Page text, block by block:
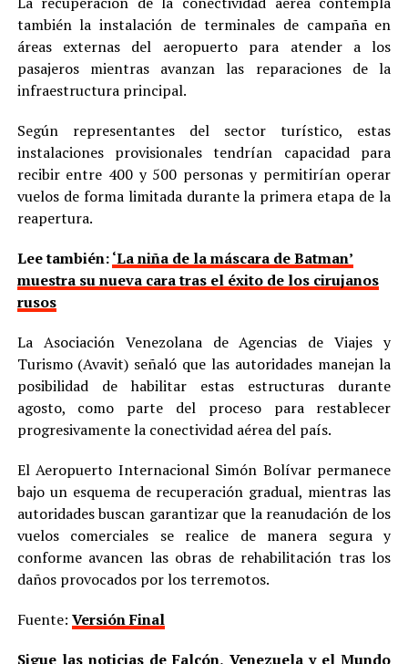
también la instalación de terminales de campaña en
áreas externas del aeropuerto para atender a los
pasajeros mientras avanzan las reparaciones de la
infraestructura principal.
Según representantes del sector turístico, estas
instalaciones provisionales tendrían capacidad para
recibir entre 400 y 500 personas y permitirían operar
vuelos de forma limitada durante la primera etapa de la
reapertura.
Lee también:‘La niña de la máscara de Batman’
muestra su nueva cara tras el éxito de los cirujanos
rusos
La Asociación Venezolana de Agencias de Viajes y
Turismo (Avavit) señaló que las autoridades manejan la
posibilidad de habilitar estas estructuras durante
agosto, como parte del proceso para restablecer
progresivamente la conectividad aérea del país.
El Aeropuerto Internacional Simón Bolívar permanece
bajo un esquema de recuperación gradual, mientras las
autoridades buscan garantizar que la reanudación de los
vuelos comerciales se realice de manera segura y
conforme avancen las obras de rehabilitación tras los
daños provocados por los terremotos.
Fuente: Versión Final
Sigue las noticias de Falcón, Venezuela y el Mundo